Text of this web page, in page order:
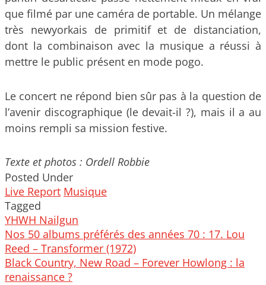
que filmé par une caméra de portable. Un mélange
très newyorkais de primitif et de distanciation,
dont la combinaison avec la musique a réussi à
mettre le public présent en mode pogo.
Le concert ne répond bien sûr pas à la question de
l’avenir discographique (le devait-il ?), mais il a au
moins rempli sa mission festive.
Texte et photos : Ordell Robbie
Posted Under
Live Report Musique
Tagged
YHWH Nailgun
Post
navigation
Nos 50 albums préférés des années 70 : 17. Lou
Reed – Transformer (1972)
Black Country, New Road – Forever Howlong : la
renaissance ?